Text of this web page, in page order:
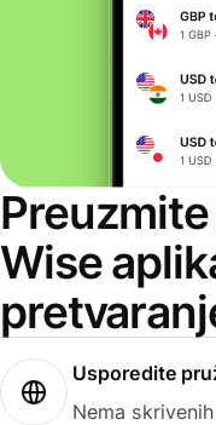
Wise
Usporedite
Nema